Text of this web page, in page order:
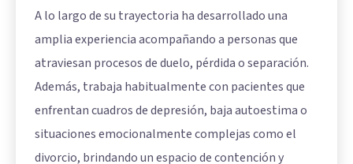
A lo largo de su trayectoria ha desarrollado una
amplia experiencia acompañando a personas que
atraviesan procesos de duelo, pérdida o separación.
Además, trabaja habitualmente con pacientes que
enfrentan cuadros de depresión, baja autoestima o
situaciones emocionalmente complejas como el
divorcio, brindando un espacio de contención y